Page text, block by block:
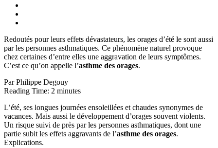
Redoutés pour leurs effets dévastateurs, les orages d’été le sont aussi
par les personnes asthmatiques. Ce phénomène naturel provoque
chez certaines d’entre elles une aggravation de leurs symptômes.
C’est ce qu’on appelle l’asthme des orages.
Par Philippe Degouy
Reading Time: 2 minutes
L’été, ses longues journées ensoleillées et chaudes synonymes de
vacances. Mais aussi le développement d’orages souvent violents.
Un risque suivi de près par les personnes asthmatiques, dont une
partie subit les effets aggravants de l’asthme des orages.
Explications.